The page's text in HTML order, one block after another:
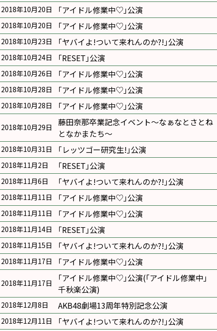
2018年10月20日 ｢アイドル修業中♡｣公演
2018年10月20日 ｢アイドル修業中♡｣公演
2018年10月23日 ｢ヤバイよ!ついて来れんのか?!｣公演
2018年10月24日 ｢RESET｣公演
2018年10月26日 ｢アイドル修業中♡｣公演
2018年10月28日 ｢アイドル修業中♡｣公演
2018年10月28日 ｢アイドル修業中♡｣公演
2018年10月29日
藤田奈那卒業記念イベント〜なぁなとさとね
となかまたち〜
2018年10月31日 ｢レッツゴー研究生!｣公演
2018年11月2日 ｢RESET｣公演
2018年11月6日 ｢ヤバイよ!ついて来れんのか?!｣公演
2018年11月11日 ｢アイドル修業中♡｣公演
2018年11月11日 ｢アイドル修業中♡｣公演
2018年11月14日 ｢RESET｣公演
2018年11月15日 ｢ヤバイよ!ついて来れんのか?!｣公演
2018年11月17日 ｢アイドル修業中♡｣公演
2018年11月17日
｢アイドル修業中♡｣公演(｢アイドル修業中｣
千秋楽公演)
2018年12月8日 AKB48劇場13周年特別記念公演
2018年12月11日 ｢ヤバイよ!ついて来れんのか?!｣公演